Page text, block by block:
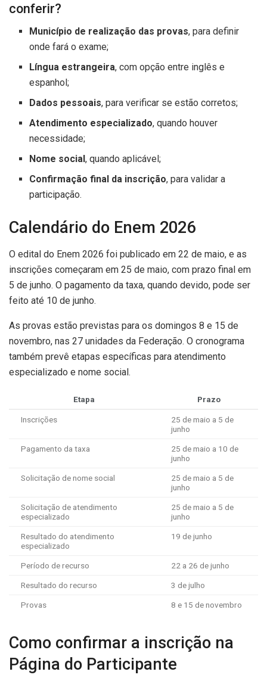
conferir?
Município de realização das provas, para definir
onde fará o exame;
Língua estrangeira, com opção entre inglês e
espanhol;
Dados pessoais, para verificar se estão corretos;
Atendimento especializado, quando houver
necessidade;
Nome social, quando aplicável;
Confirmação final da inscrição, para validar a
participação.
Calendário do Enem 2026
O edital do Enem 2026 foi publicado em 22 de maio, e as
inscrições começaram em 25 de maio, com prazo final em
5 de junho. O pagamento da taxa, quando devido, pode ser
feito até 10 de junho.
As provas estão previstas para os domingos 8 e 15 de
novembro, nas 27 unidades da Federação. O cronograma
também prevê etapas específicas para atendimento
especializado e nome social.
Etapa Prazo
Inscrições
25 de maio a 5 de
junho
Pagamento da taxa
25 de maio a 10 de
junho
Solicitação de nome social
25 de maio a 5 de
junho
Solicitação de atendimento
especializado
25 de maio a 5 de
junho
Resultado do atendimento
especializado
19 de junho
Período de recurso 22 a 26 de junho
Resultado do recurso 3 de julho
Provas 8 e 15 de novembro
Como confirmar a inscrição na
Página do Participante